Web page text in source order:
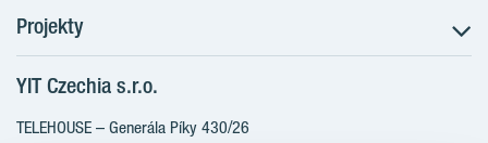
Postup koupě
Klientské změny
Aktuality
Blog
Projekty
RANTA Barrandov III
RANTA Barrandov IV
YIT Czechia s.r.o.
TELEHOUSE – Generála Píky 430/26